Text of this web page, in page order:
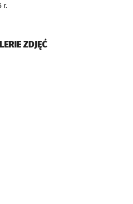
r.
ZDJĘĆ